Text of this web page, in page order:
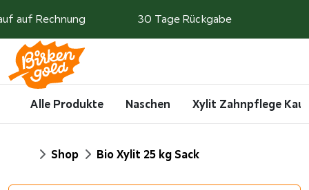
auf Rechnung 30 Tage Rückgabe
Alle Produkte Naschen Xylit Zahnpflege
StartShop Bio Xylit 25 kg Sack